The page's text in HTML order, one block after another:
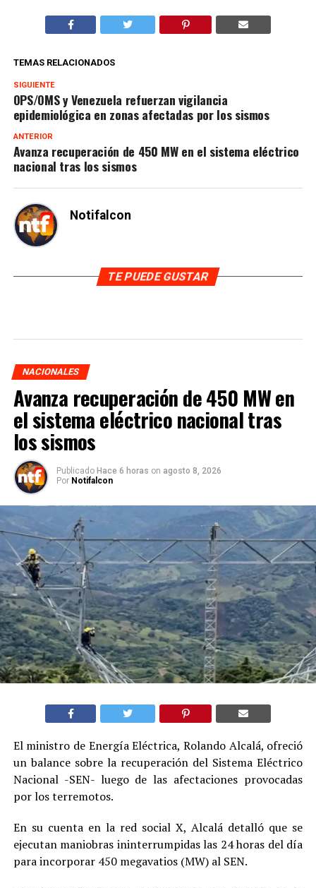
TEMAS RELACIONADOS
SIGUIENTE
OPS/OMS y Venezuela refuerzan vigilancia
epidemiológica en zonas afectadas por los sismos
ANTERIOR
Avanza recuperación de 450 MW en el sistema eléctrico
nacional tras los sismos
Notifalcon
TE PUEDE GUSTAR
NACIONALES
Avanza recuperación de 450 MW en
el sistema eléctrico nacional tras
los sismos
Publicado Hace 6 horas on agosto 8, 2026
Por Notifalcon
El ministro de Energía Eléctrica, Rolando Alcalá, ofreció
un balance sobre la recuperación del Sistema Eléctrico
Nacional -SEN- luego de las afectaciones provocadas
por los terremotos.
En su cuenta en la red social X, Alcalá detalló que se
ejecutan maniobras ininterrumpidas las 24 horas del día
para incorporar 450 megavatios (MW) al SEN.